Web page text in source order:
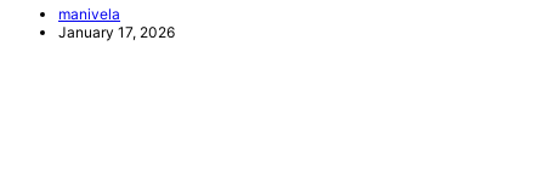
manivela
January 17, 2026